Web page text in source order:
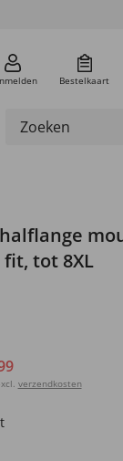
Bestelkaart
tot 8XL
verzendkosten